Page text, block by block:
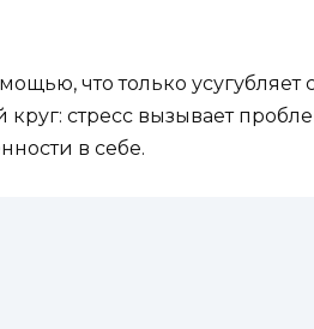
что только усугубляет
стресс вызывает
в себе.